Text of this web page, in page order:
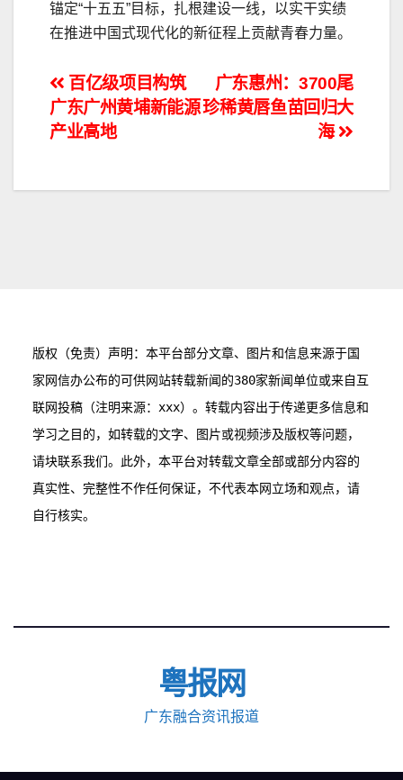
锚定“十五五”目标，扎根建设一线，以实干实绩
在推进中国式现代化的新征程上贡献青春力量。
文
章
航
广东惠州：3700尾
珍稀黄唇鱼苗回归大
海
百亿级项目构筑
广东广州黄埔新能源
产业高地
版权（免责）声明：本平台部分文章、图片和信息来源于国
家网信办公布的可供网站转载新闻的380家新闻单位或来自互
联网投稿（注明来源：xxx）。转载内容出于传递更多信息和
学习之目的，如转载的文字、图片或视频涉及版权等问题，
请块联系我们。此外，本平台对转载文章全部或部分内容的
真实性、完整性不作任何保证，不代表本网立场和观点，请
粤报网
广东融合资讯报道